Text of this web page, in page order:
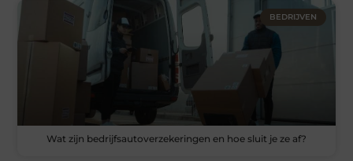
BEDRIJVEN
Wat zijn bedrijfsautoverzekeringen en hoe sluit je ze af?